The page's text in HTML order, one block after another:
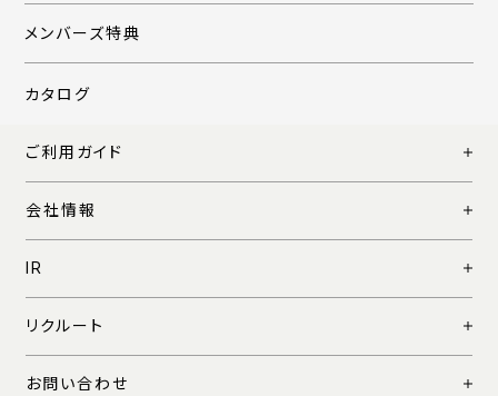
メンバーズ特典
カタログ
ご利用ガイド
会社情報
IR
リクルート
お問い合わせ